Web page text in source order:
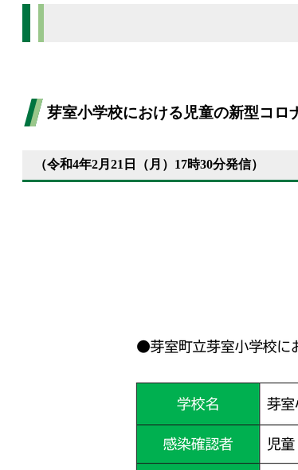
芽室小学校における児童の新型コロ
（令和4年2月21日（月）17時30分発信）